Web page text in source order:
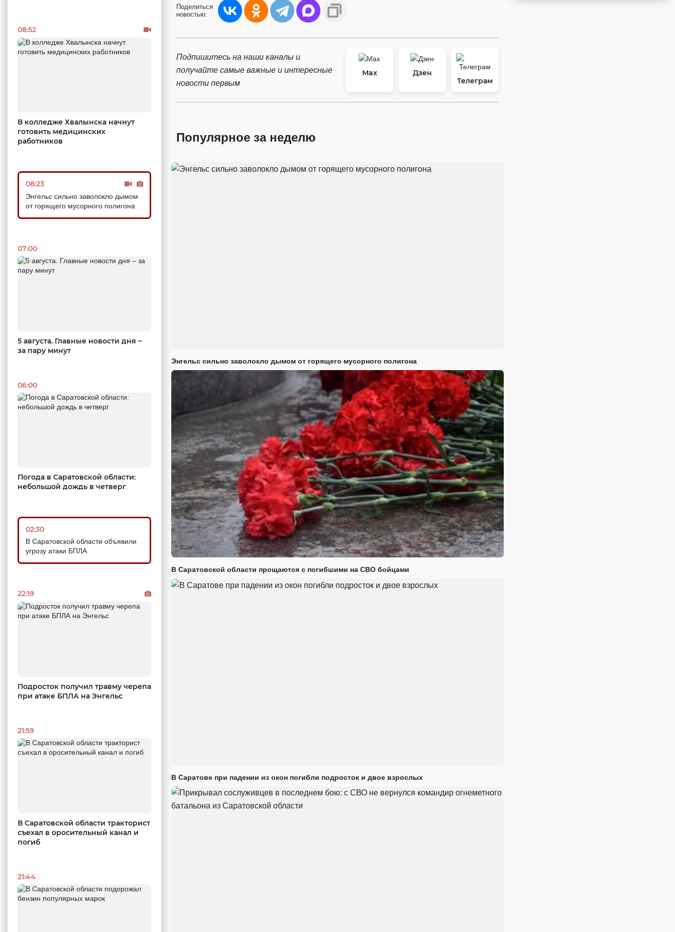
08:52
В колледже Хвалынска начнут
готовить медицинских
работников
08:23
Энгельс сильно заволокло дымом
от горящего мусорного полигона
07:00
5 августа. Главные новости дня –
за пару минут
06:00
Погода в Саратовской области:
небольшой дождь в четверг
02:30
В Саратовской области объявили
угрозу атаки БПЛА
22:19
Подросток получил травму черепа
при атаке БПЛА на Энгельс
21:59
В Саратовской области тракторист
съехал в оросительный канал и
погиб
21:44
Поделиться
новостью:
Подпишитесь на наши каналы и
получайте самые важные и интересные
новости первым
Max
Дзен
Телеграм
Популярное за неделю
Энгельс сильно заволокло дымом от горящего мусорного полигона
В Саратовской области прощаются с погибшими на СВО бойцами
В Саратове при падении из окон погибли подросток и двое взрослых